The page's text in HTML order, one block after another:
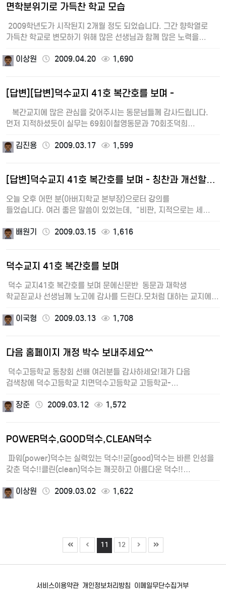
면학분위기로 가득찬 학교 모습
2009학년도가 시작된지 2개월 정도 되었습니다. 그간 향학열로
가득찬 학교로 변모하기 위해 많은 선생님과 함께 많은 노력을
이상원
2009.04.20 1,690
[답변][답변]덕수교지 41호 복간호를 보며 -
복간교지에 많은 관심을 갖어주시는 동문님들께 감사드립니다.
먼저 지적하셨듯이 실무는 69회이철영동문과 70회조덕희…
김진용 2009.03.17 1,599
[답변]덕수교지 41호 복간호를 보며 - 칭찬과 개선할…
오늘 오후 어떤 분(아버지학교 본부장)으로터 강의를
들었습니다. 여러 좋은 말씀이 있었는데, "비판, 지적으로는 세…
배원기 2009.03.15 1,616
덕수교지 41호 복간호를 보며
덕수 교지41호 복간호를 보며 문에신문반 동문과 재학생
학교짇교사 선생님께 노고에 감사를 드린다.모처럼 대하는 교지에
이국형
2009.03.13 1,708
다음 홈페이지 개정 박수 보내주세요^^
덕수고등학교 동창회 선배 여러분들 감사하세요!제가 다음
검색창에 덕수고등학교 치면덕수고등학교 고등학교-
장준
2009.03.12 1,572
POWER덕수,GOOD덕수,CLEAN덕수
파워(power)덕수는 실력있는 덕수!!굳(good)덕수는 바른 인성을
갖춘 덕수!!클린(clean)덕수는 깨끗하고 아름다운 덕수!!…
이상원 2009.03.02 1,622
11 12
서비스이용약관 개인정보처리방침 이메일무단수집거부